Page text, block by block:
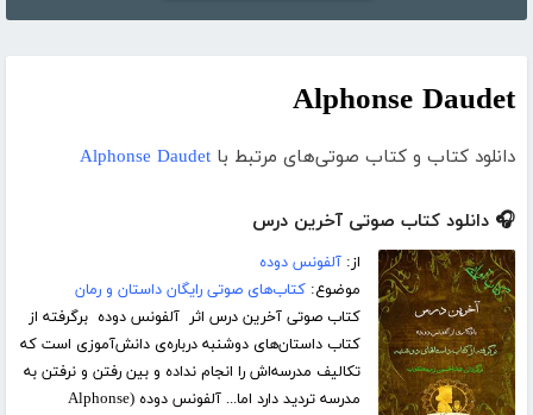
Alphonse Daudet
دانلود کتاب و کتاب صوتی‌های مرتبط با Alphonse Daudet
🎧 دانلود کتاب صوتی آخرین درس
از:آلفونس دوده
موضوع:کتاب‌های صوتی رایگان داستان و رمان
کتاب صوتی آخرین درس اثر آلفونس دوده برگرفته از
کتاب داستان‌های دوشنبه درباره‌ی دانش‌آموزی است که
تکالیف مدرسه‌اش را انجام نداده و بین رفتن و نرفتن به
مدرسه تردید دارد اما... آلفونس دوده (Alphonse